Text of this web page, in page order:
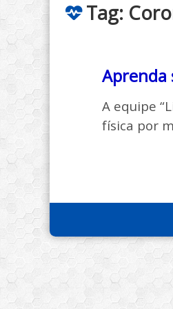
Tag:
Aprenda
A equipe
física por